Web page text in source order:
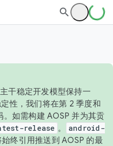
干稳定开发模型保持一
性，我们将在第 2 季度和
如需构建 AOSP 并为其贡
release 。
android-
终引用推送到 AOSP 的最